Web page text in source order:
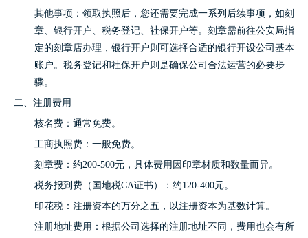
其他事项：领取执照后，您还需要完成一系列后续事项，如刻
章、银行开户、税务登记、社保开户等。刻章需前往公安局指
定的刻章店办理，银行开户则可选择合适的银行开设公司基本
账户。税务登记和社保开户则是确保公司合法运营的必要步
骤。
二、注册费用
核名费：通常免费。
工商执照费：一般免费。
刻章费：约200-500元，具体费用因印章材质和数量而异。
税务报到费（国地税CA证书）：约120-400元。
印花税：注册资本的万分之五，以注册资本为基数计算。
注册地址费用：根据公司选择的注册地址不同，费用也会有所